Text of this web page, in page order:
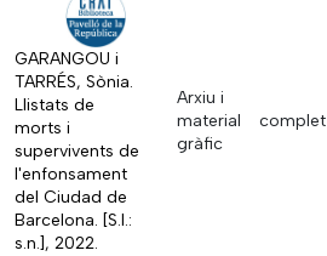
GARANGOU i
TARRÉS, Sònia.
Llistats de
morts i
supervivents de
l'enfonsament
del Ciudad de
Barcelona. [S.l.:
s.n.], 2022.
Arxiu i
material
gràfic
complet